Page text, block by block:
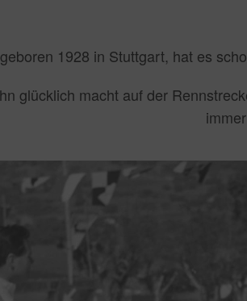
1928 in Stuttgart, hat es
glücklich macht auf der